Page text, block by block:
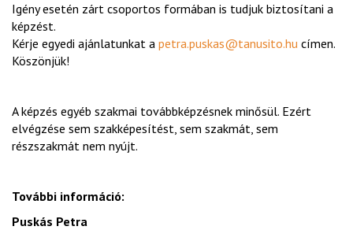
Igény esetén zárt csoportos formában is tudjuk biztosítani a
képzést.
Kérje egyedi ajánlatunkat a petra.puskas@tanusito.hu címen.
Köszönjük!
A képzés egyéb szakmai továbbképzésnek minősül. Ezért
elvégzése sem szakképesítést, sem szakmát, sem
részszakmát nem nyújt.
További információ:
Puskás Petra